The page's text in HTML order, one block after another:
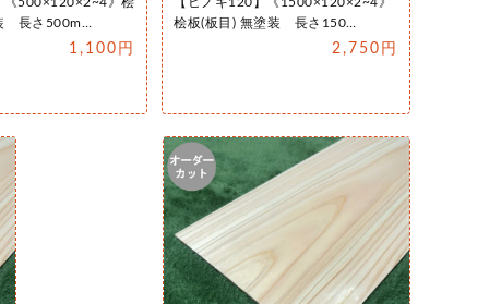
長さ500m…
1,100円
桧板(板目) 無塗装 長さ150…
2,750円